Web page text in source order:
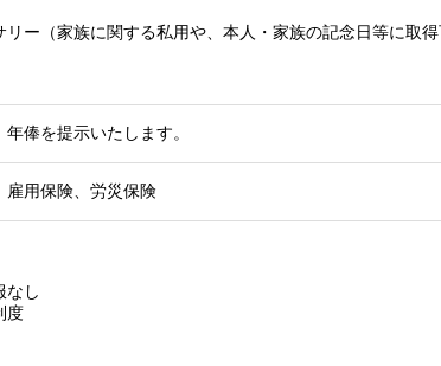
リー（家族に関する私用や、本人・家族の記念日等に取
俸を提示いたします。
雇用保険、労災保険
なし
度